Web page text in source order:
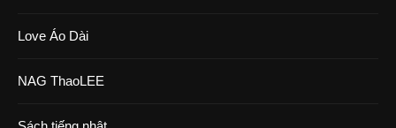
Love Áo Dài
NAG ThaoLEE